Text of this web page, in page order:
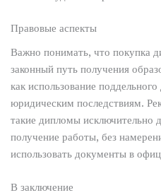
Правовые аспекты
Важно понимать, что покупка
законный путь получения
как использование
юридическим последствиям.
такие дипломы исключительно
получение работы, без
использовать документы в
В заключение